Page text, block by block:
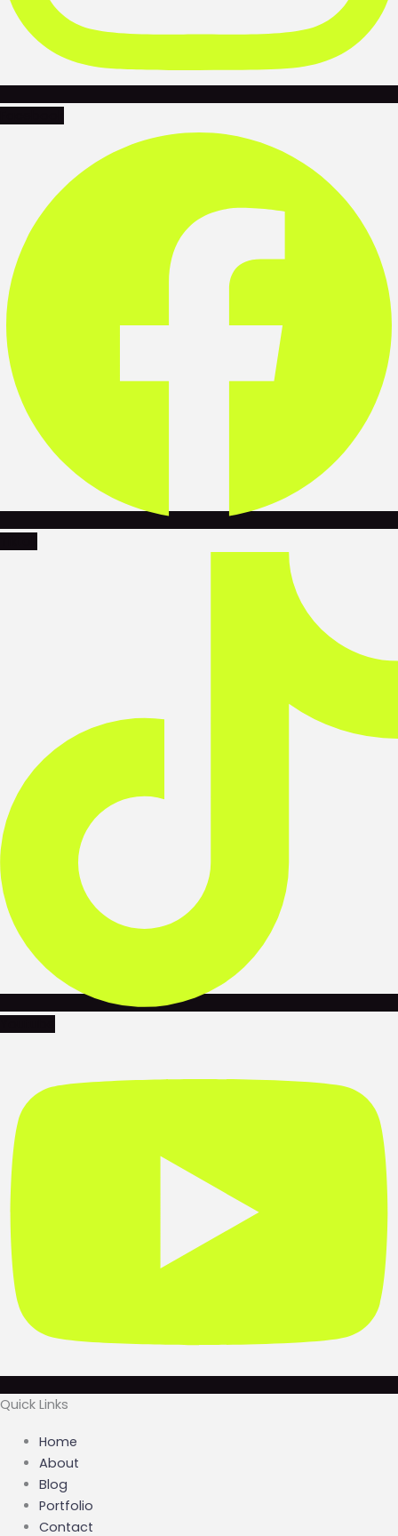
Quick Links
Home
About
Blog
Portfolio
Contact